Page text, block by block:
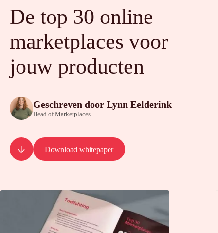
De top 30 online
marketplaces voor
jouw producten
Geschreven door Lynn Eelderink
Head of Marketplaces
Download whitepaper